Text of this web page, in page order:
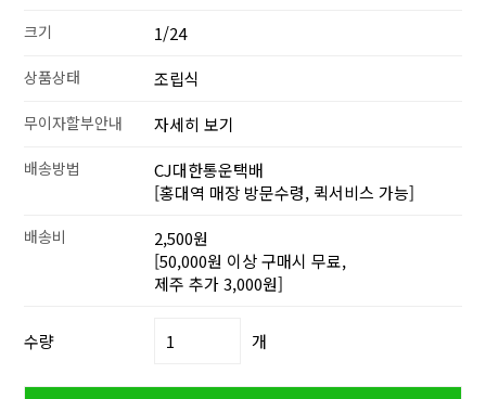
크기 1/24
상품상태 조립식
무이자할부안내 자세히 보기
배송방법
CJ대한통운택배
[홍대역 매장 방문수령, 퀵서비스 가능]
배송비
2,500원
[50,000원 이상 구매시 무료,
제주 추가 3,000원]
수량 개